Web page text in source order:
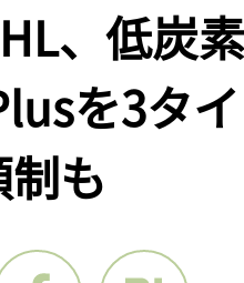
、低炭
を3タ
も